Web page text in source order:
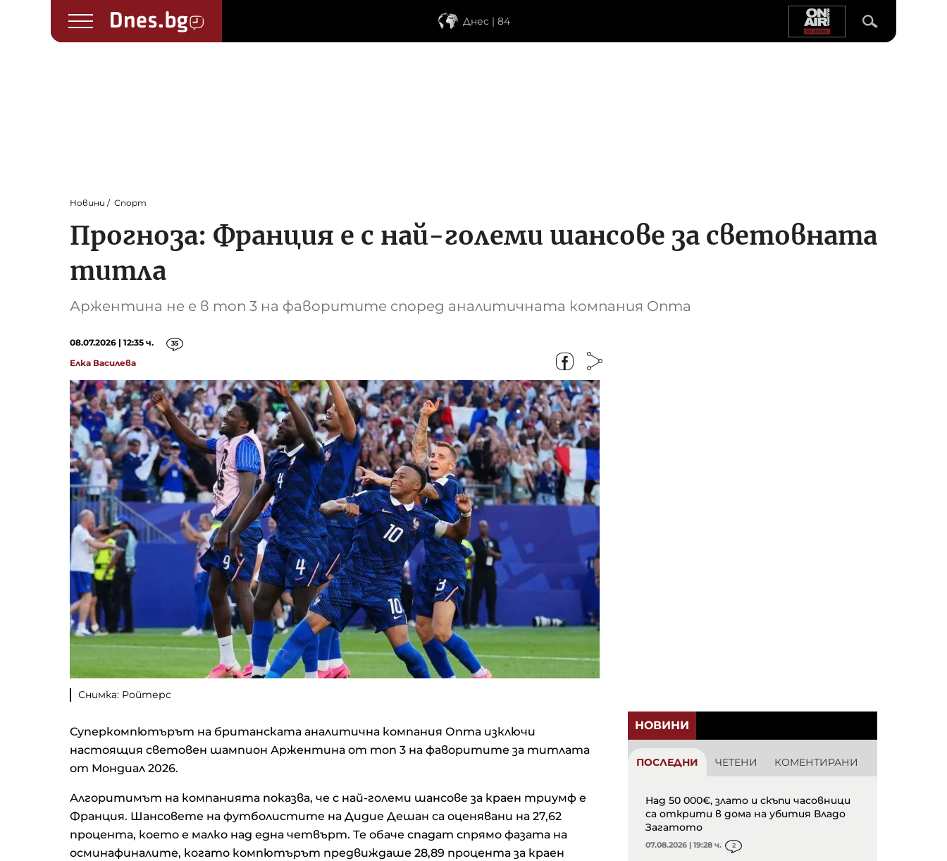
Днес | 84
Новини Спорт
Прогноза: Франция е с най-големи шансове за световната
титла
Аржентина не е в топ 3 на фаворитите според аналитичната компания Опта
08.07.2026 | 12:35 ч. 35
Елка Василева
Снимка: Ройтерс
Суперкомпютърът на британската аналитична компания Опта изключи
настоящия световен шампион Аржентина от топ 3 на фаворитите за титлата
от Мондиал 2026.
Алгоритимът на компанията показва, че с най-големи шансове за краен триумф е
Франция. Шансовете на футболистите на Дидие Дешан са оценявани на 27,62
процента, което е малко над една четвърт. Те обаче спадат спрямо фазата на
осминафиналите, когато компютърът предвиждаше 28,89 процента за краен
НОВИНИ
ПОСЛЕДНИ ЧЕТЕНИ КОМЕНТИРАНИ
Над 50 000€, злато и скъпи часовници
са открити в дома на убития Владо
Загатото
07.08.2026 | 19:28 ч. 2